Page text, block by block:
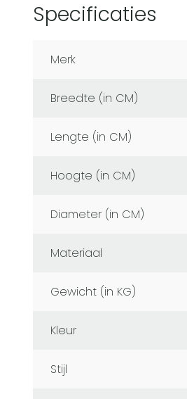
Specificaties
Merk
Breedte (in CM)
Lengte (in CM)
Hoogte (in CM)
Diameter (in CM)
Materiaal
Gewicht (in KG)
Kleur
Stijl